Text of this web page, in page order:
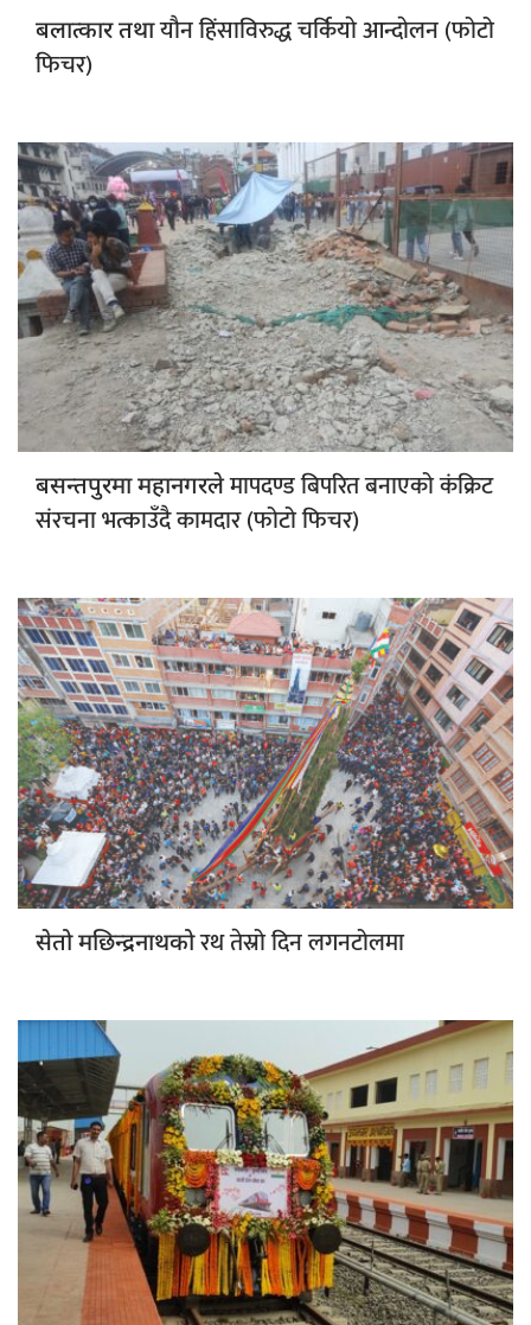
बलात्कार तथायौन हिंसाविरुद्ध चर्कियाे आन्दाेलन (फोटो
फिचर)
बसन्तपुरमा महानगरलेमापदण्ड बिपरित बनाएको कंक्रिट
संरचना भत्काउँदै कामदार (फोटो फिचर)
सेतो मछिन्द्रनाथकोरथ तेस्रो दिन लगनटोलमा